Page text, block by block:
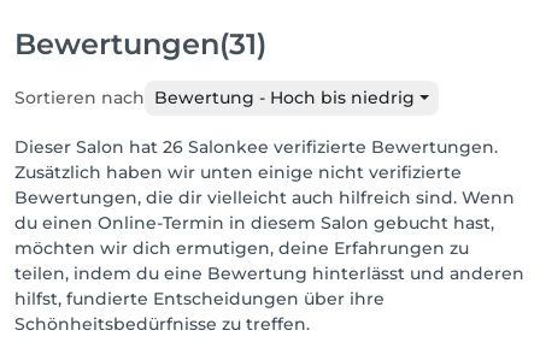
Bewertungen(31)
Sortieren nach Bewertung - Hoch bis niedrig
Dieser Salon hat 26 Salonkee verifizierte Bewertungen.
Zusätzlich haben wir unten einige nicht verifizierte
Bewertungen, die dir vielleicht auch hilfreich sind. Wenn
du einen Online-Termin in diesem Salon gebucht hast,
möchten wir dich ermutigen, deine Erfahrungen zu
teilen, indem du eine Bewertung hinterlässt und anderen
hilfst, fundierte Entscheidungen über ihre
Schönheitsbedürfnisse zu treffen.